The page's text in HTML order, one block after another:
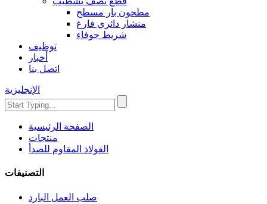
مطحون بار مسطح
منشار دائري فارغ
شريط جوفاء
توظيف
أخبار
اتصل بنا
الإنجليزية
الصفحة الرئيسية
منتجات
الفولاذ المقاوم للصدأ
التصنيفات
صلب العمل البارد